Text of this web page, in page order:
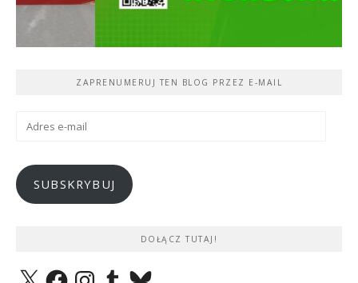
ZAPRENUMERUJ TEN BLOG PRZEZ E-MAIL
Adres
SUBSKRYBUJ
DOŁĄCZ TUTAJ!
X FacebookInstagramTumblrBluesky